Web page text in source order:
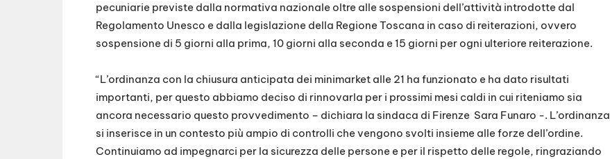
pecuniarie previste dalla normativa nazionale oltre alle sospensioni dell’attività introdotte dal
Regolamento Unesco e dalla legislazione della Regione Toscana in caso di reiterazioni, ovvero
sospensione di 5 giorni alla prima, 10 giorni alla seconda e 15 giorni per ogni ulteriore reiterazione.
“L’ordinanza con la chiusura anticipata dei minimarket alle 21 ha funzionato e ha dato risultati
importanti, per questo abbiamo deciso di rinnovarla per i prossimi mesi caldi in cui riteniamo sia
ancora necessario questo provvedimento – dichiara la sindaca di Firenze Sara Funaro -. L’ordinanza
si inserisce in un contesto più ampio di controlli che vengono svolti insieme alle forze dell’ordine.
Continuiamo ad impegnarci per la sicurezza delle persone e per il rispetto delle regole, ringraziando